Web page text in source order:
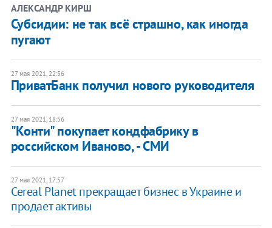
АЛЕКСАНДР КИРШ
Субсидии: не так всё страшно, как иногда
пугают
27 мая 2021, 22:56
ПриватБанк получил нового руководителя
27 мая 2021, 18:56
"Конти" покупает кондфабрику в
российском Иваново, - СМИ
27 мая 2021, 17:57
Cereal Planet прекращает бизнес в Украине и
продает активы